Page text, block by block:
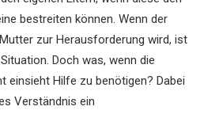
bestreiten können. Wenn der
zur Herausforderung wird, ist
Doch was, wenn die
einsieht Hilfe zu benötigen? Dabei
Verständnis ein